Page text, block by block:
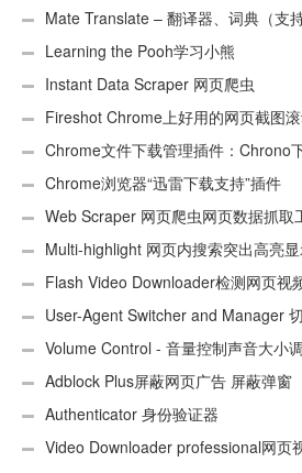
Mate Translate – 翻译器、词典（支
Learning the Pooh学习小熊
Instant Data Scraper 网页爬虫
Fireshot Chrome上好用的网页截图
页）Chrome文件下载管理插件：Chrono
Chrome浏览器“迅雷下载支持”插件
Web Scraper 网页爬虫网页数据抓
件 Multi-highlight 网页内搜索突出高亮
Flash Video Downloader检测网页视
User-Agent Switcher and Manager
UA)Volume Control - 音量控制声音大小
Adblock Plus屏蔽网页广告 屏蔽弹窗
Authenticator 身份验证器
Video Downloader professional网页